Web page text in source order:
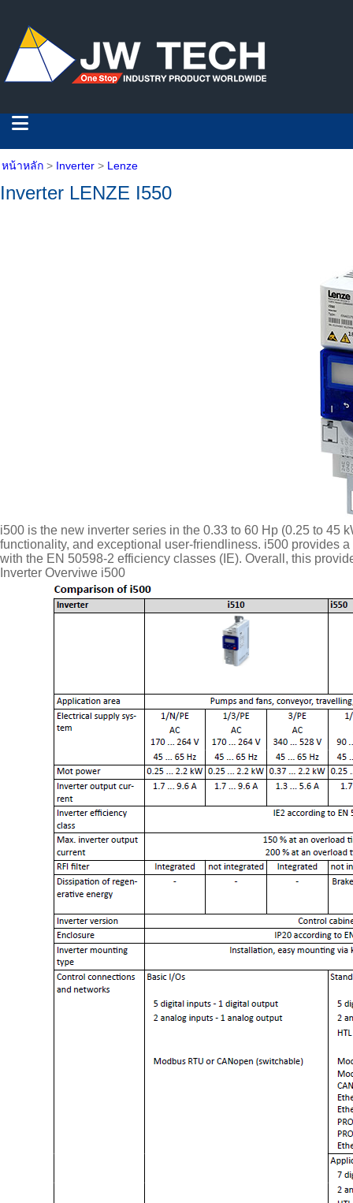
หน้าหลัก > Inverter > Lenze
Inverter LENZE I550
i500 is the new inverter series in the 0.33 to 60 Hp (0.25 to 45
functionality, and exceptional user-friendliness. i500 provides
with the EN 50598-2 efficiency classes (IE). Overall, this
Inverter Overviwe i500